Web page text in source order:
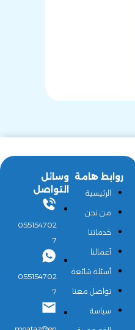
روابط هامة
الرئيسية
من نحن
خدماتنا
أعمالنا
أسئلة شائعة
تواصل معنا
سياسة
وسائل
التواصل
055154702
7
055154702
7